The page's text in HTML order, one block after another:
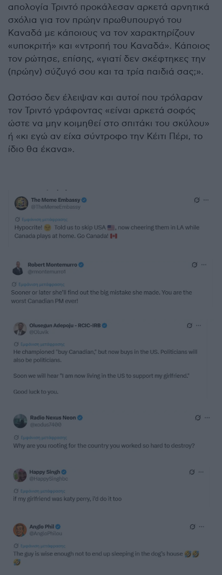
απολογία Τριντό προκάλεσαν αρκετά αρνητικά
σχόλια για τον πρώην πρωθυπουργό του
Καναδά με κάποιους να τον χαρακτηρίζουν
«υποκριτή» και «ντροπή του Καναδά». Κάποιος
τον ρώτησε, επίσης, «γιατί δεν σκέφτηκες την
(πρώην) σύζυγό σου και τα τρία παιδιά σας;».
Ωστόσο δεν έλειψαν και αυτοί που τρόλαραν
τον Τριντό γράφοντας «είναι αρκετά σοφός
ώστε να μην κοιμηθεί στο σπιτάκι του σκύλου»
ή «κι εγώ αν είχα σύντροφο την Κέιτι Πέρι, το
ίδιο θα έκανα».